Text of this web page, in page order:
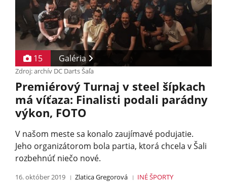
15 Galéria
Zdroj: archív DC Darts Šaľa
Premiérový Turnaj v steel šípkach
má víťaza: Finalisti podali parádny
výkon, FOTO
V našom meste sa konalo zaujímavé podujatie.
Jeho organizátorom bola partia, ktorá chcela v Šali
rozbehnúť niečo nové.
16. október 2019 Zlatica Gregorová INÉ ŠPORTY